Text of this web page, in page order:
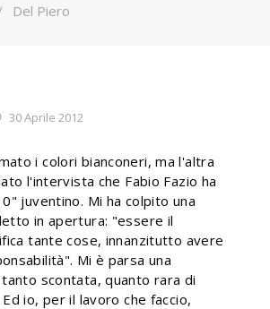
Del Piero
30 Aprile 2012
i colori bianconeri, ma l'altra
l'intervista che Fabio Fazio ha
juventino. Mi ha colpito una
in apertura: "essere il
tante cose, innanzitutto avere
Mi è parsa una
scontata, quanto rara di
io, per il lavoro che faccio,